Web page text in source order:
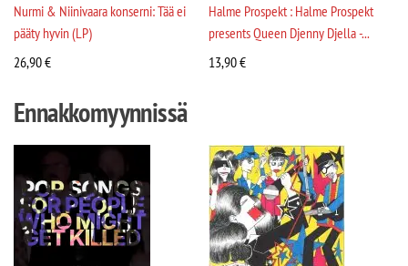
Nurmi & Niinivaara konserni: Tää ei
pääty hyvin (LP)
26,90€
Halme Prospekt : Halme Prospekt
presents Queen Djenny Djella -...
13,90€
Ennakkomyynnissä